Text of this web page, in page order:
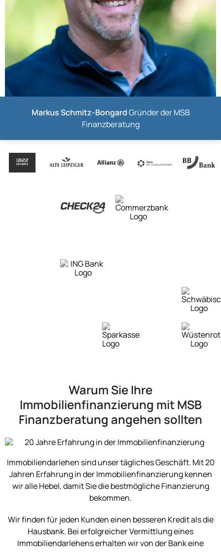
Markus Schmitz-BongardGründer der MSB
Finanzberatung
Warum Sie Ihre
Immobilienfinanzierung mit MSB
Finanzberatung angehen sollten
Immobiliendarlehen sind unser tägliches Geschäft. Mit 20
Jahren Erfahrung in der Immobilienfinanzierung kennen
wir alle Hebel, damit Sie die bestmögliche Finanzierung
bekommen.
Wir finden für jeden Kunden einen besseren Kredit als die
Hausbank. Bei erfolgreicher Vermittlung eines
Immobiliendarlehens erhalten wir von der Bank eine